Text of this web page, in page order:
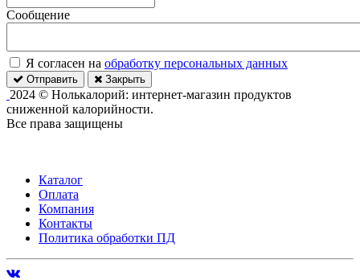
Сообщение
Я согласен на обработку персональных данных
Отправить Закрыть
2024 © Нолькалорий: интернет-магазин продуктов
сниженной калорийности.
Все права защищены
Каталог
Оплата
Компания
Контакты
Политика обработки ПД